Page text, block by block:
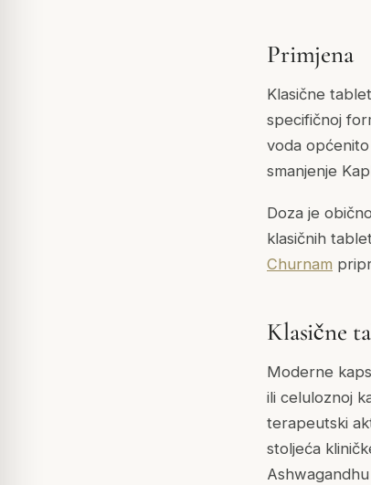
Primjena
Klasične
specifičnoj
voda
smanjenje
Doza je
klasičnih
Churnam
Klasične
Moderne
ili celuloznoj
terapeutski
stoljeća